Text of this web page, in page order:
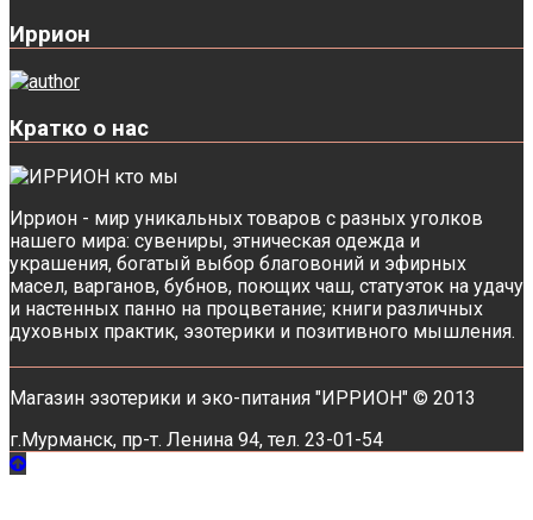
Иррион
Кратко о нас
Иррион - мир уникальных товаров с разных уголков
нашего мира: сувениры, этническая одежда и
украшения, богатый выбор благовоний и эфирных
масел, варганов, бубнов, поющих чаш, статуэток на удачу
и настенных панно на процветание; книги различных
духовных практик, эзотерики и позитивного мышления.
Магазин эзотерики и эко-питания "ИРРИОН" © 2013
г.Мурманск, пр-т. Ленина 94, тел. 23-01-54